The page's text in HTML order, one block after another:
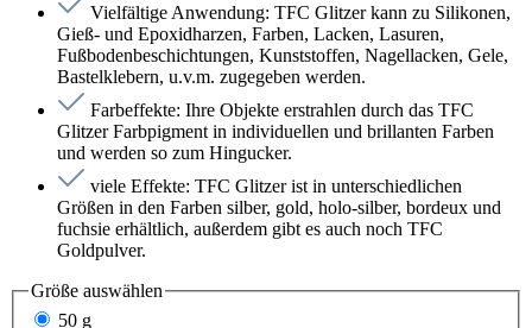
Vielfältige Anwendung: TFC Glitzer kann zu Silikonen,
Gieß- und Epoxidharzen, Farben, Lacken, Lasuren,
Fußbodenbeschichtungen, Kunststoffen, Nagellacken, Gele,
Bastelklebern, u.v.m. zugegeben werden.
Farbeffekte: Ihre Objekte erstrahlen durch das TFC
Glitzer Farbpigment in individuellen und brillanten Farben
und werden so zum Hingucker.
viele Effekte: TFC Glitzer ist in unterschiedlichen
Größen in den Farben silber, gold, holo-silber, bordeux und
fuchsie erhältlich, außerdem gibt es auch noch TFC
Goldpulver.
Größe auswählen
50 g